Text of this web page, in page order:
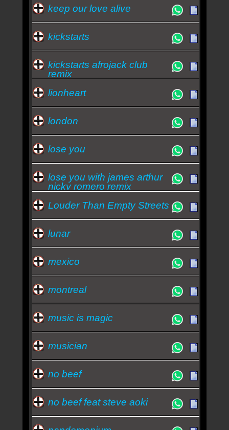
keep our love alive
kickstarts
kickstarts afrojack club
remix
lionheart
london
lose you
lose you with james arthur
nicky romero remix
Louder Than Empty Streets
lunar
mexico
montreal
music is magic
musician
no beef
no beef feat steve aoki